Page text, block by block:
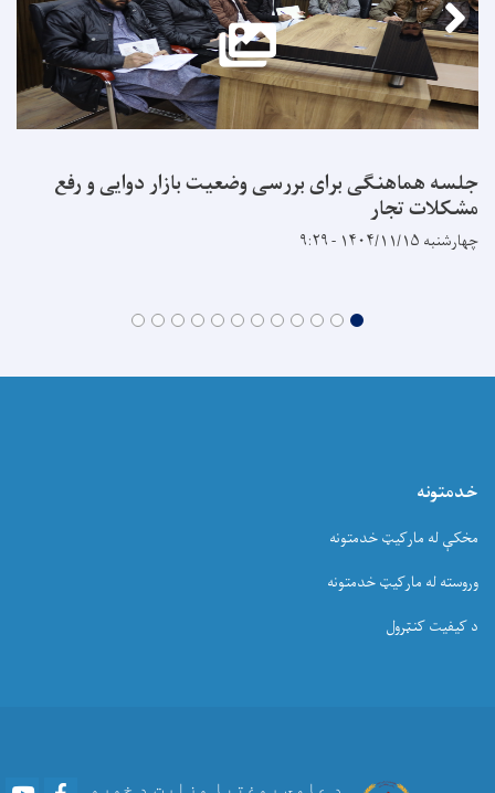
جلسه هماهنگی برای بررسی وضعیت بازار دوایی و رفع
مشکلات تجار
چهارشنبه ۱۴۰۴/۱۱/۱۵ - ۹:۲۹
خدمتونه
مخکې له مارکیټ خدمتونه
وروسته له مارکیټ خدمتونه
د کیفیت کنټرول
د عامي روغتیا وزارت د خوړو